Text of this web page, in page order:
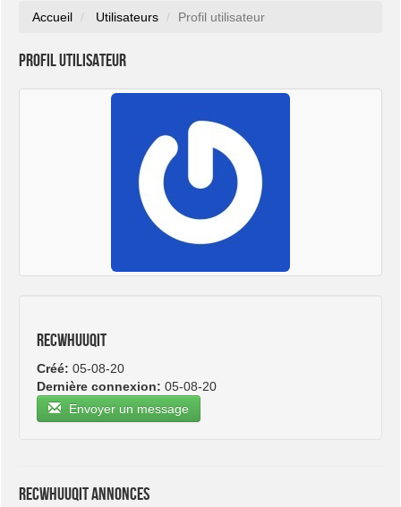
Accueil Utilisateurs Profil utilisateur
Profil utilisateur
recwhuuqit
Créé: 05-08-20
Dernière connexion: 05-08-20
Envoyer un message
recwhuuqit Annonces